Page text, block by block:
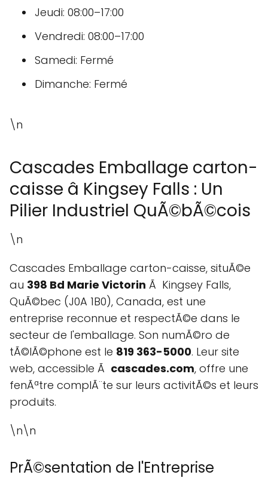
Jeudi: 08:00–17:00
Vendredi: 08:00–17:00
Samedi: Fermé
Dimanche: Fermé
\n
Cascades Emballage carton-
caisse â Kingsey Falls : Un
Pilier Industriel QuÃ©bÃ©cois
\n
Cascades Emballage carton-caisse, situÃ©e
au 398 Bd Marie Victorin Ã Kingsey Falls,
QuÃ©bec (J0A 1B0), Canada, est une
entreprise reconnue et respectÃ©e dans le
secteur de l'emballage. Son numÃ©ro de
tÃ©lÃ©phone est le 819 363-5000. Leur site
web, accessible Ã cascades.com, offre une
fenÃªtre complÃ¨te sur leurs activitÃ©s et leurs
produits.
\n\n
PrÃ©sentation de l'Entreprise